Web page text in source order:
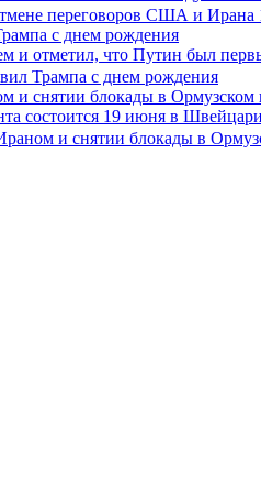
с днем рождения
и отметил, что Путин был
и снятии блокады в Ормузском
состоится 19 июня в